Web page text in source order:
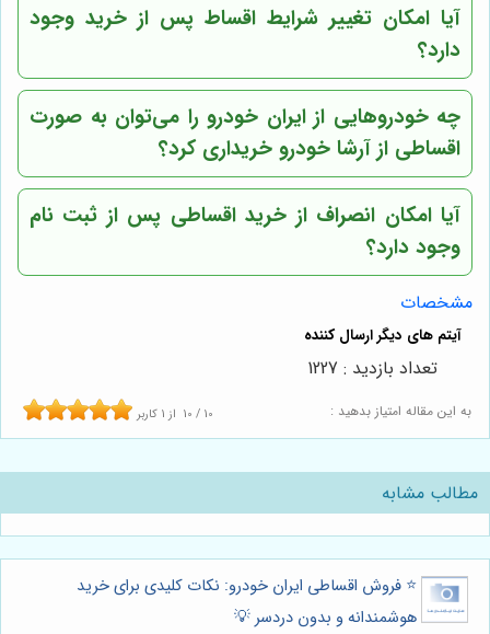
آیا امکان تغییر شرایط اقساط پس از خرید وجود
دارد؟
چه خودروهایی از ایران خودرو را می‌توان به صورت
اقساطی از آرشا خودرو خریداری کرد؟
آیا امکان انصراف از خرید اقساطی پس از ثبت نام
وجود دارد؟
مشخصات
به این مقاله امتیاز بدهید : 10 / 10 از 1 کاربر
تعداد بازدید : 1227
مطالب مشابه
⭐️ فروش اقساطی ایران خودرو: نکات کلیدی برای خرید
هوشمندانه و بدون دردسر 💡